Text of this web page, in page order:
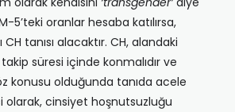
5’teki oranlar hesaba katılırsa,
tanısı alacaktır. CH, alandaki
süresi içinde konmalıdır ve
konusu olduğunda tanıda acele
olarak, cinsiyet hoşnutsuzluğu